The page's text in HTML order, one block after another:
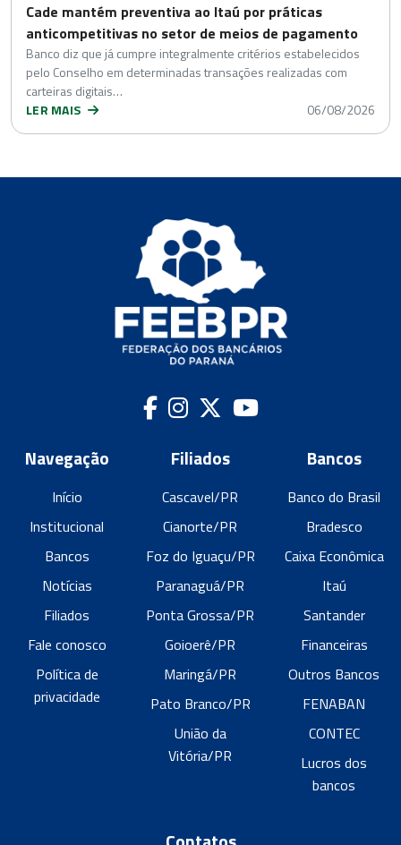
Cade mantém preventiva ao Itaú por práticas
anticompetitivas no setor de meios de pagamento
Banco diz que já cumpre integralmente critérios estabelecidos
pelo Conselho em determinadas transações realizadas com
carteiras digitais…
LER MAIS
06/08/2026
Navegação
Início
Institucional
Bancos
Notícias
Filiados
Fale conosco
Política de
privacidade
Filiados
Cascavel/PR
Cianorte/PR
Foz do Iguaçu/PR
Paranaguá/PR
Ponta Grossa/PR
Goioerê/PR
Maringá/PR
Pato Branco/PR
União da
Vitória/PR
Bancos
Banco do Brasil
Bradesco
Caixa Econômica
Itaú
Santander
Financeiras
Outros Bancos
FENABAN
CONTEC
Lucros dos
bancos